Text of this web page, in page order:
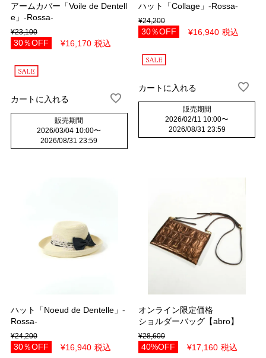
アームカバー「Voile de Dentell
e」-Rossa-
¥23,100
30％OFF ¥16,170 税込
カートに入れる
販売期間
2026/03/04 10:00〜
2026/08/31 23:59
ハット「Collage」-Rossa-
¥24,200
30％OFF ¥16,940 税込
カートに入れる
販売期間
2026/02/11 10:00〜
2026/08/31 23:59
ハット「Noeud de Dentelle」-
Rossa-
¥24,200
30％OFF ¥16,940 税込
オンライン限定価格
ショルダーバッグ【abro】
¥28,600
40%OFF ¥17,160 税込